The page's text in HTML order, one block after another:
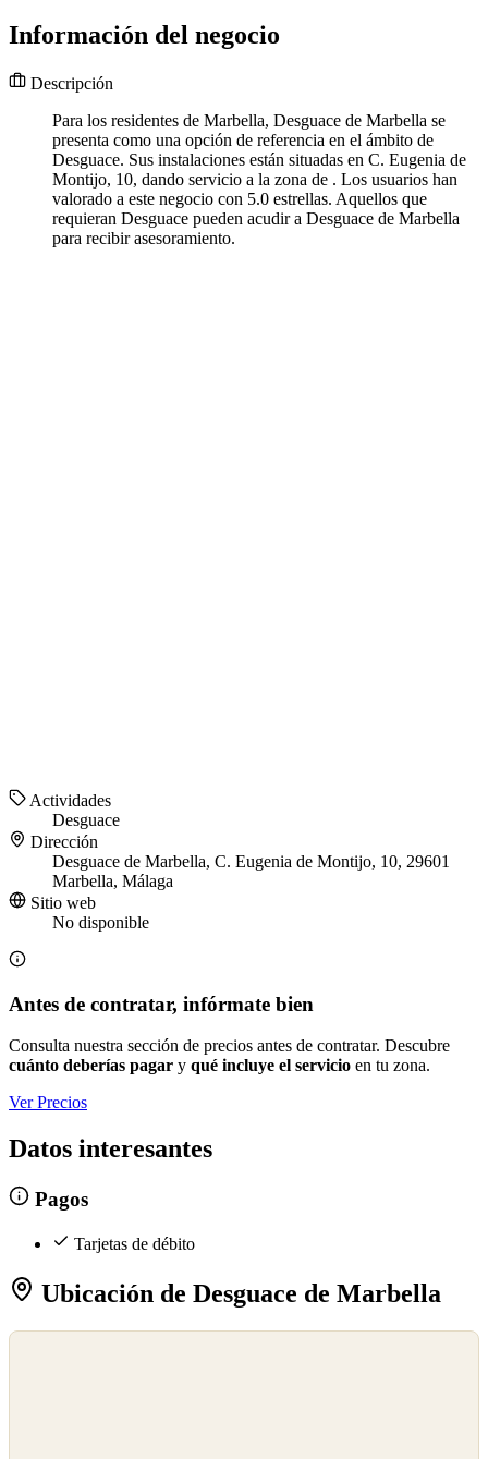
Información del negocio
Descripción
Para los residentes de Marbella, Desguace de Marbella se
presenta como una opción de referencia en el ámbito de
Desguace. Sus instalaciones están situadas en C. Eugenia de
Montijo, 10, dando servicio a la zona de . Los usuarios han
valorado a este negocio con 5.0 estrellas. Aquellos que
requieran Desguace pueden acudir a Desguace de Marbella
para recibir asesoramiento.
Actividades
Desguace
Dirección
Desguace de Marbella, C. Eugenia de Montijo, 10, 29601
Marbella, Málaga
Sitio web
No disponible
Antes de contratar, infórmate bien
Consulta nuestra sección de precios antes de contratar. Descubre
cuánto deberías pagar y qué incluye el servicio en tu zona.
Ver Precios
Datos interesantes
Pagos
Tarjetas de débito
Ubicación de Desguace de Marbella